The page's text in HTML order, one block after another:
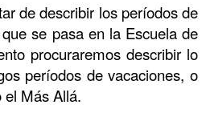
de describir los períodos de
se pasa en la Escuela de
procuraremos describir lo
períodos de vacaciones, o
el Más Allá.